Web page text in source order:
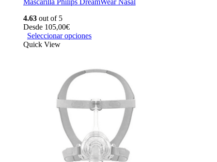
4.63 out of 5
Desde 105,00€
Seleccionar opciones
Quick View